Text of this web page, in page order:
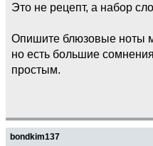
Это не рецепт, а набор
Опишите блюзовые ноты
но есть большие
простым.
bondkim137